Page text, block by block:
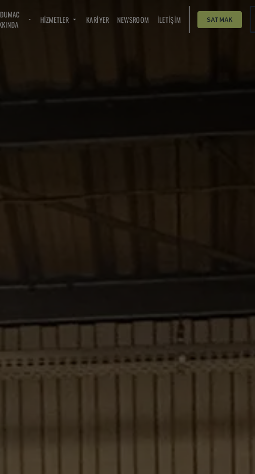
HIZMETLER KARIYER NEWSROOM İLETIŞIM SATMAK